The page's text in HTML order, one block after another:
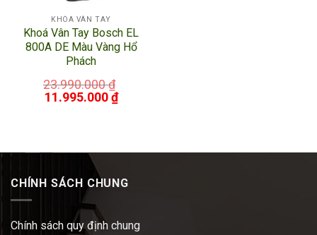
KHÓA VÂN TAY
Khoá Vân Tay Bosch EL
800A DE Màu Vàng Hổ
Phách
23.990.000₫
11.995.000₫
CHÍNH SÁCH CHUNG
Chính sách quy định chung